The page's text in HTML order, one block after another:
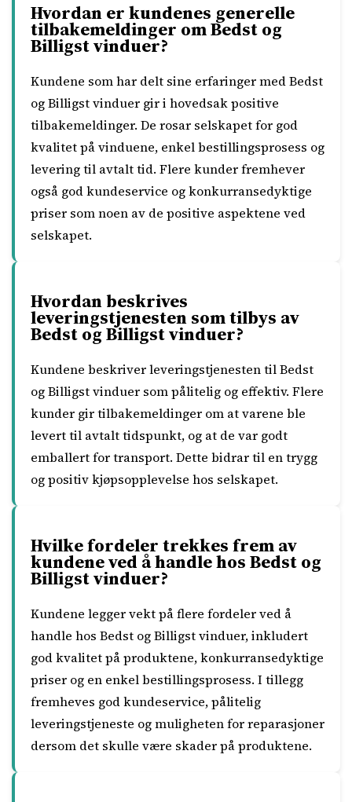
Hvordan er kundenes generelle
tilbakemeldinger om Bedst og
Billigst vinduer?
Kundene som har delt sine erfaringer med Bedst
og Billigst vinduer gir i hovedsak positive
tilbakemeldinger. De rosar selskapet for god
kvalitet på vinduene, enkel bestillingsprosess og
levering til avtalt tid. Flere kunder fremhever
også god kundeservice og konkurransedyktige
priser som noen av de positive aspektene ved
selskapet.
Hvordan beskrives
leveringstjenesten som tilbys av
Bedst og Billigst vinduer?
Kundene beskriver leveringstjenesten til Bedst
og Billigst vinduer som pålitelig og effektiv. Flere
kunder gir tilbakemeldinger om at varene ble
levert til avtalt tidspunkt, og at de var godt
emballert for transport. Dette bidrar til en trygg
og positiv kjøpsopplevelse hos selskapet.
Hvilke fordeler trekkes frem av
kundene ved å handle hos Bedst og
Billigst vinduer?
Kundene legger vekt på flere fordeler ved å
handle hos Bedst og Billigst vinduer, inkludert
god kvalitet på produktene, konkurransedyktige
priser og en enkel bestillingsprosess. I tillegg
fremheves god kundeservice, pålitelig
leveringstjeneste og muligheten for reparasjoner
dersom det skulle være skader på produktene.